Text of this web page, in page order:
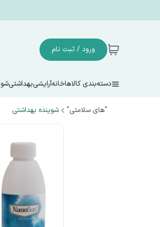
ورود / ثبت نام
دسته‌بندی کالاهاخانهآرایشیبهداشتی
"های سلامتی" شوینده بهداشتی